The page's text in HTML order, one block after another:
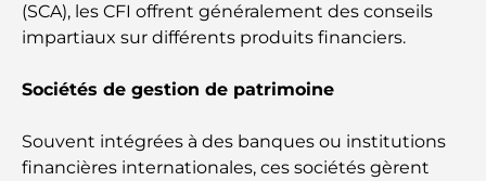
Hôtels 5 étoiles à Dubaï : un luxe inégalé pour
chaque voyageur
Que faire dans le centre-ville de Dubaï : votre
Les meilleurs iftars à Dubaï : 7 adresses
(SCA), les CFI offrent généralement des conseils
impartiaux sur différents produits financiers.
Sociétés de gestion de patrimoine
Souvent intégrées à des banques ou institutions
financières internationales, ces sociétés gèrent